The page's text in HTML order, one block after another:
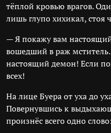
тёплой кровью врагов.
лишь глупо хихикал, стоя
— Я покажу вам
вошедший в раж
настоящий демон! Если
всех!
На лице Буера от уха до
Повернувшись к
произнёс всего одно слово: